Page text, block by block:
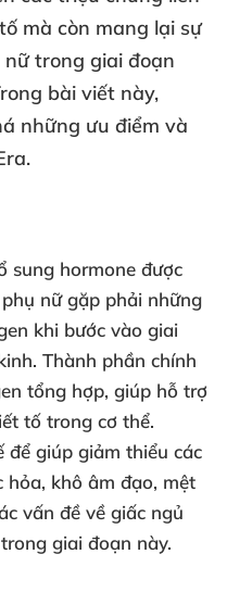
mà còn mang lại sự
trong giai đoạn
bài viết này,
những ưu điểm và
sung hormone được
nữ gặp phải những
khi bước vào giai
Thành phần chính
tổng hợp, giúp hỗ trợ
tố trong cơ thể.
để giúp giảm thiểu các
hỏa, khô âm đạo, mệt
vấn đề về giấc ngủ
giai đoạn này.